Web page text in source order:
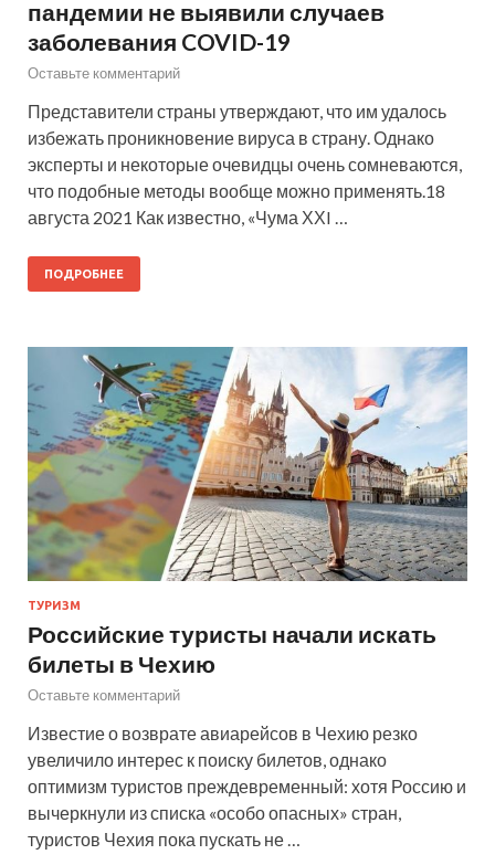
пандемии не выявили случаев
заболевания COVID-19
Оставьте комментарий
Представители страны утверждают, что им удалось
избежать проникновение вируса в страну. Однако
эксперты и некоторые очевидцы очень сомневаются,
что подобные методы вообще можно применять.18
августа 2021 Как известно, «Чума ХХI …
ПОДРОБНЕЕ
ТУРИЗМ
Российские туристы начали искать
билеты в Чехию
Оставьте комментарий
Известие о возврате авиарейсов в Чехию резко
увеличило интерес к поиску билетов, однако
оптимизм туристов преждевременный: хотя Россию и
вычеркнули из списка «особо опасных» стран,
туристов Чехия пока пускать не …